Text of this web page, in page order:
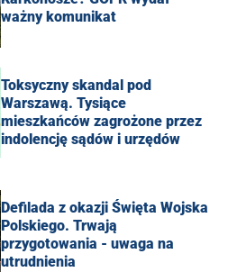
ważny komunikat
Toksyczny skandal pod
Warszawą. Tysiące
mieszkańców zagrożone przez
indolencję sądów i urzędów
Defilada z okazji Święta Wojska
Polskiego. Trwają
przygotowania - uwaga na
utrudnienia